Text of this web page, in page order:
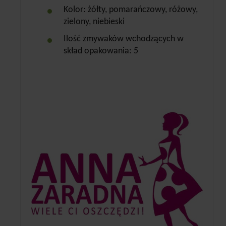
Kolor: żółty, pomarańczowy, różowy,
zielony, niebieski
Ilość zmywaków wchodzących w
skład opakowania: 5